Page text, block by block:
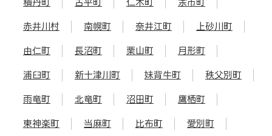
積丹町 古平町 仁木町 余市町
赤井川村 南幌町 奈井江町 上砂川町
由仁町 長沼町 栗山町 月形町
浦臼町 新十津川町 妹背牛町 秩父別町
雨竜町 北竜町 沼田町 鷹栖町
東神楽町 当麻町 比布町 愛別町